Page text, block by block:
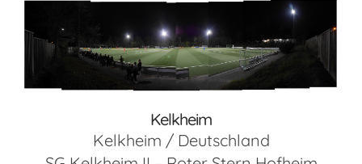
Kelkheim
Kelkheim / Deutschland